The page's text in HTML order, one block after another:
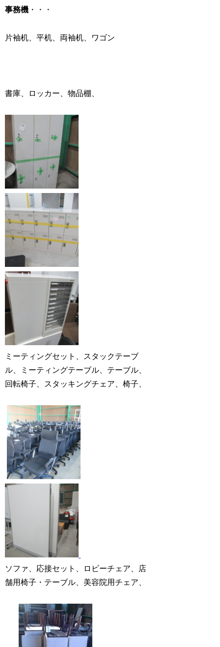
事務機 ・・・
片袖机、平机、両袖机、ワゴン
書庫、ロッカー、物品棚、
ミーティングセット、スタックテーブ
ル、ミーティングテーブル、テーブル、
回転椅子、スタッキングチェア、椅子、
ソファ、応接セット、ロビーチェア、店
舗用椅子・テーブル、美容院用チェア、